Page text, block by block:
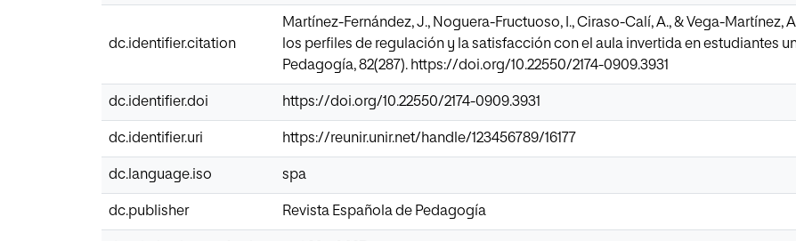
dc.identifier.citation
Martínez-Fernández, J., Noguera-Fructuoso, I., Ciraso-Calí, A., & Vega-Martínez,
los perfiles de regulación y la satisfacción con el aula invertida en estudiantes
Pedagogía, 82(287). https://doi.org/10.22550/2174-0909.3931
dc.identifier.doi https://doi.org/10.22550/2174-0909.3931
dc.identifier.uri https://reunir.unir.net/handle/123456789/16177
dc.language.iso spa
dc.publisher Revista Española de Pedagogía